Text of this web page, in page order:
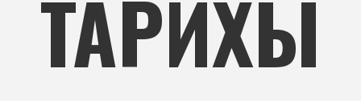
ассортиментке қосу.